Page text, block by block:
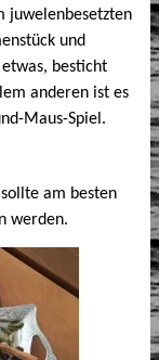
juwelenbesetzten
und
besticht
anderen ist es
Maus-Spiel.
am besten
werden.